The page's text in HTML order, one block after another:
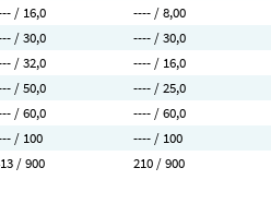
/ 16,0 ---- / 8,00
/ 30,0 ---- / 30,0
/ 32,0 ---- / 16,0
/ 50,0 ---- / 25,0
/ 60,0 ---- / 60,0
/ 100 ---- / 100
/ 900 210 / 900